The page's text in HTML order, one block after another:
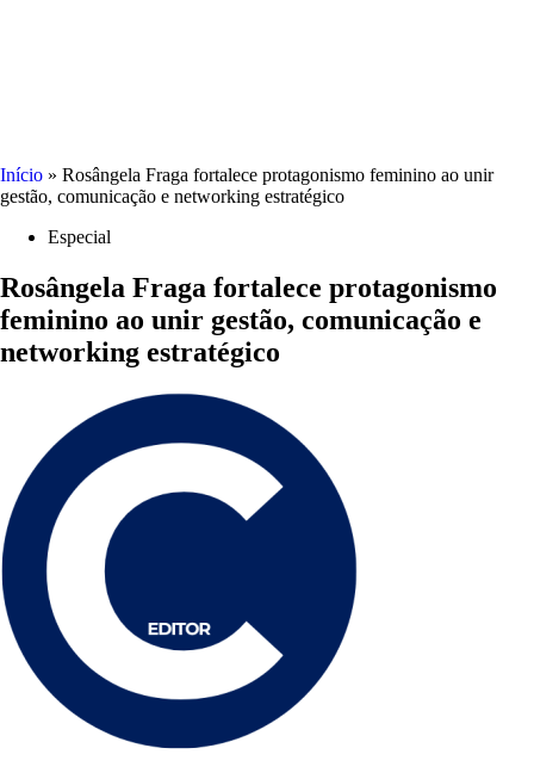
Início » Rosângela Fraga fortalece protagonismo feminino ao unir
gestão, comunicação e networking estratégico
Especial
Rosângela Fraga fortalece protagonismo
feminino ao unir gestão, comunicação e
networking estratégico